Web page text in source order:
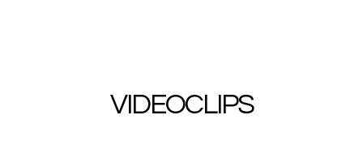
VIDEOCLIPS